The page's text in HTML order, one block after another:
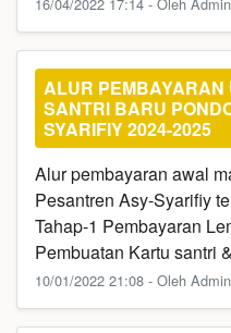
ALUR PEMBAYARAN
SANTRI BARU
SYARIFIY 2024-2025
Alur pembayaran awal
Pesantren Asy-Syarifiy
Tahap-1 Pembayaran
Pembuatan Kartu santri &
10/01/2022 21:08 - Oleh